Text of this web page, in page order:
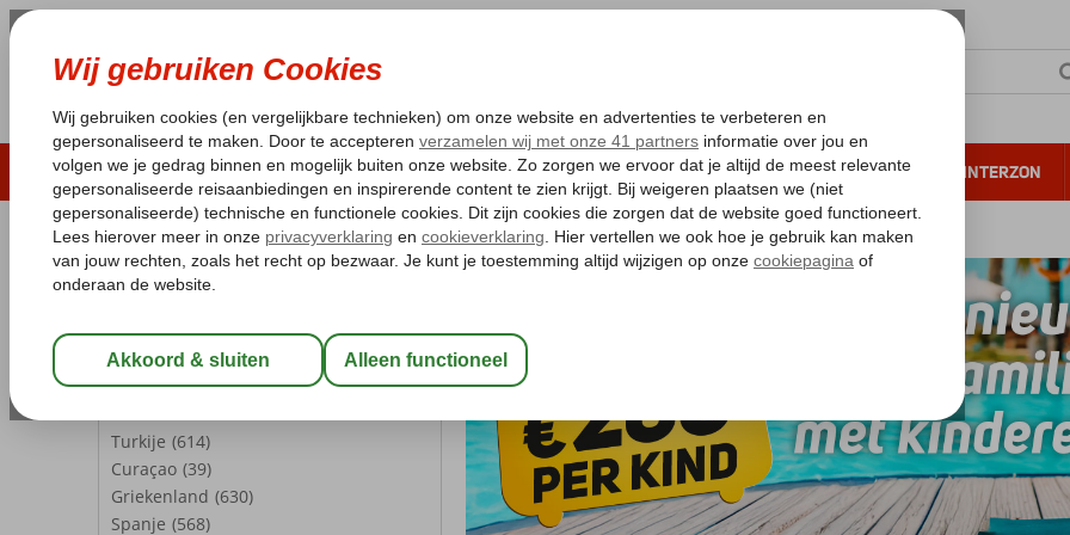
LAST MINUTE ZOMER 2026 ZONVAKANTIE VERRE REIZEN ALL INCLUSIVE WINTERZON
Pakketgarantie Laagsteprijsgarantie* Gratis annuleren*
REISGEZELSCHAP
Wijzig Reisgezelschap
Turkije (614)
Curaçao (39)
Griekenland (630)
Spanje (568)